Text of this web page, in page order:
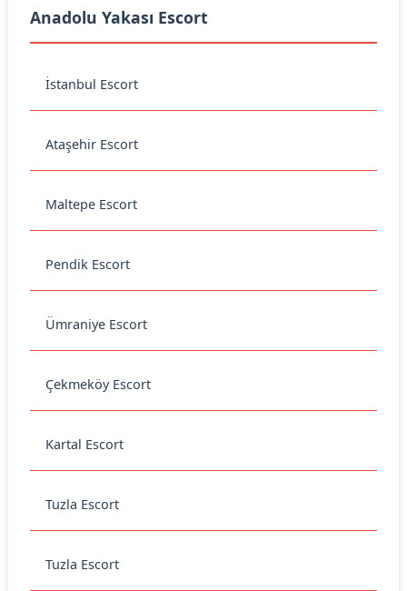
Anadolu Yakası Escort
İstanbul Escort
Ataşehir Escort
Maltepe Escort
Pendik Escort
Ümraniye Escort
Çekmeköy Escort
Kartal Escort
Tuzla Escort
Tuzla Escort